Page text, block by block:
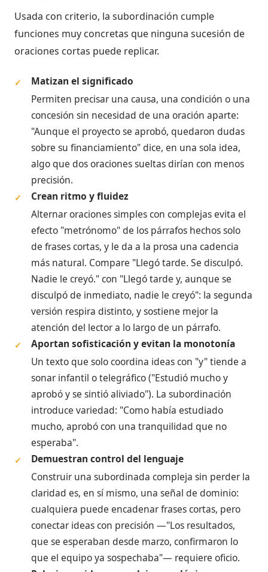
Usada con criterio, la subordinación cumple
funciones muy concretas que ninguna sucesión de
oraciones cortas puede replicar.
✓
Matizan el significado
Permiten precisar una causa, una condición o una
concesión sin necesidad de una oración aparte:
"Aunque el proyecto se aprobó, quedaron dudas
sobre su financiamiento" dice, en una sola idea,
algo que dos oraciones sueltas dirían con menos
precisión.
✓
Crean ritmo y fluidez
Alternar oraciones simples con complejas evita el
efecto "metrónomo" de los párrafos hechos solo
de frases cortas, y le da a la prosa una cadencia
más natural. Compare "Llegó tarde. Se disculpó.
Nadie le creyó." con "Llegó tarde y, aunque se
disculpó de inmediato, nadie le creyó": la segunda
versión respira distinto, y sostiene mejor la
atención del lector a lo largo de un párrafo.
✓
Aportan sofisticación y evitan la monotonía
Un texto que solo coordina ideas con "y" tiende a
sonar infantil o telegráfico ("Estudió mucho y
aprobó y se sintió aliviado"). La subordinación
introduce variedad: "Como había estudiado
mucho, aprobó con una tranquilidad que no
esperaba".
✓
Demuestran control del lenguaje
Construir una subordinada compleja sin perder la
claridad es, en sí mismo, una señal de dominio:
cualquiera puede encadenar frases cortas, pero
conectar ideas con precisión —"Los resultados,
que se esperaban desde marzo, confirmaron lo
que el equipo ya sospechaba"— requiere oficio.